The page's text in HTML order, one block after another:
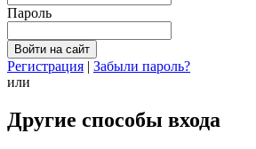
Пароль
Регистрация | Забыли пароль?
или
Другие способы входа